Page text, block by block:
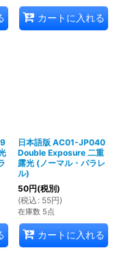
カートに入れる
日本語版 AC01-JP040
Double Exposure 二重
露光 (ノーマル・パラレ
ル)
50円(税別)
(税込 : 55円)
在庫数 5点
カートに入れる